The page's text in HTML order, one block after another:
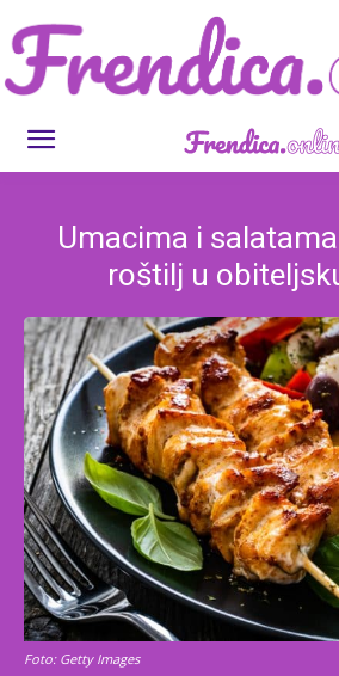
Umacima i
roštilj u
Foto: Getty Images